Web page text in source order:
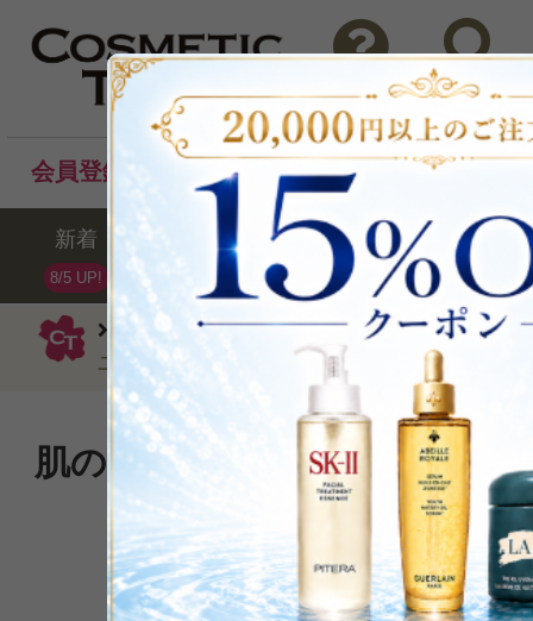
エリザベスアーデン 美容液
セラマ
ユース リストリング セラム30カプセル x3（
問い合わせ 検索
会員登録後のお買い物でポイントプレゼント！
新着
8/5 UP!
セール ランキング ブ
肌の弾力を高め、シワを減少
ル入り濃縮セラム
P可